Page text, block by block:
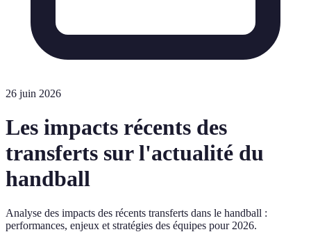
26 juin 2026
Les impacts récents des
transferts sur l'actualité du
handball
Analyse des impacts des récents transferts dans le handball :
performances, enjeux et stratégies des équipes pour 2026.